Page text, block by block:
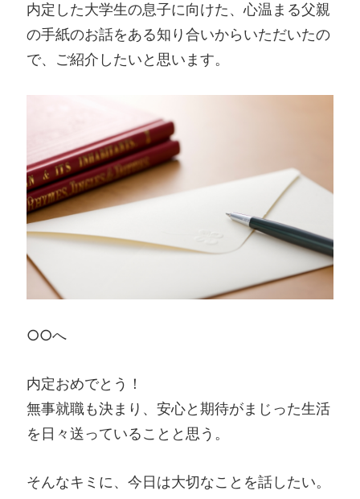
内定した大学生の息子に向けた、心温まる父親
の手紙のお話をある知り合いからいただいたの
で、ご紹介したいと思います。
○○へ
内定おめでとう！
無事就職も決まり、安心と期待がまじった生活
を日々送っていることと思う。
そんなキミに、今日は大切なことを話したい。